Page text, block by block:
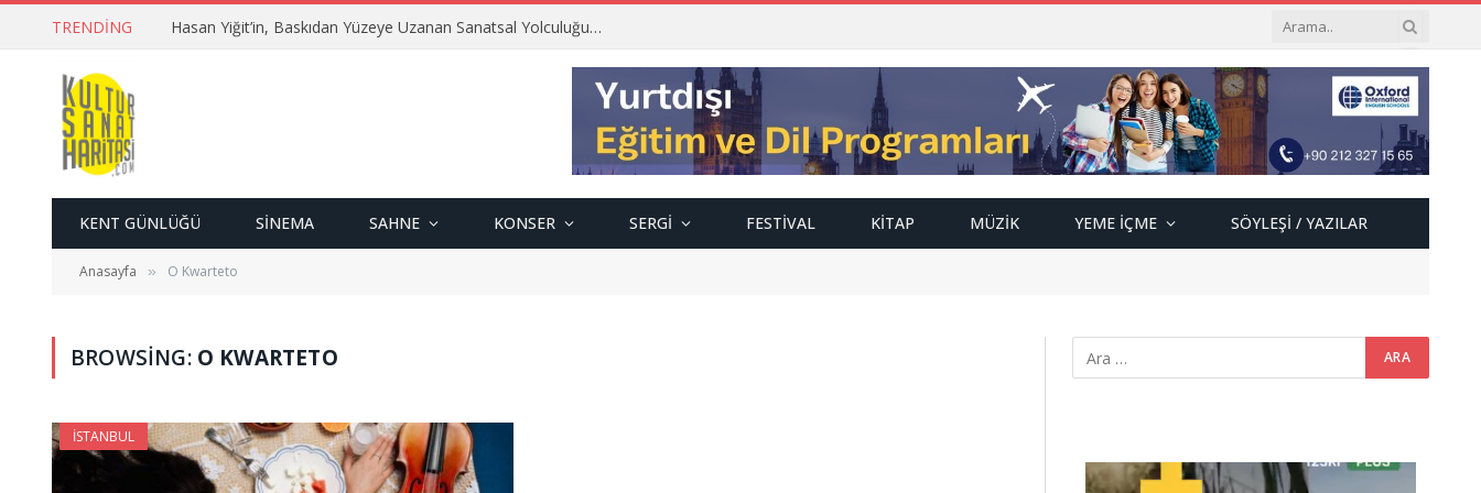
TRENDING Hasan Yiğit’in, Baskıdan Yüzeye Uzanan Sanatsal Yolculuğu…
KENT GÜNLÜĞÜ SINEMA SAHNE KONSER SERGI FESTIVAL KITAP MÜZIK YEME İÇME SÖYLEŞI / YAZILAR
Anasayfa » O Kwarteto
BROWSING: O KWARTETO
İSTANBUL
Video